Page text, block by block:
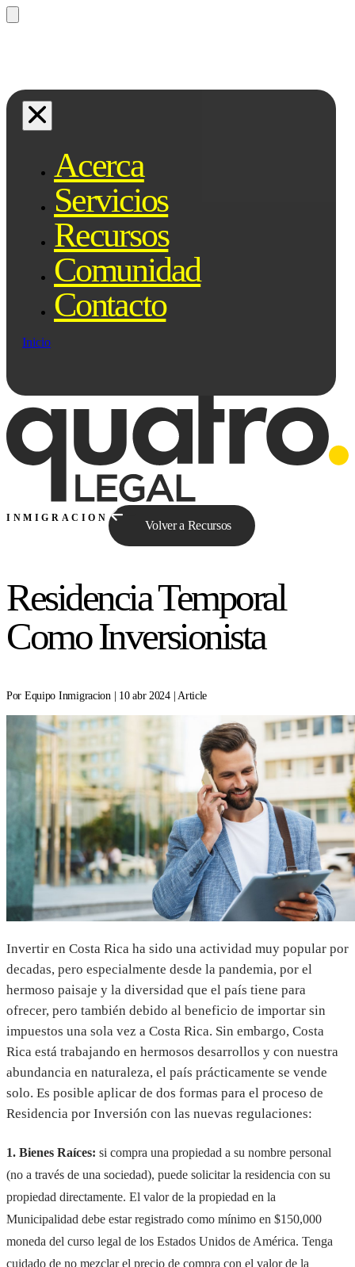
Preguntale a Qe...
Acerca
Servicios
Recursos
Comunidad
Contacto
Inicio
INMIGRACION
Volver a Recursos
Residencia Temporal
Como Inversionista
Por Equipo Inmigracion | 10 abr 2024 | Article
Invertir en Costa Rica ha sido una actividad muy popular por
decadas, pero especialmente desde la pandemia, por el
hermoso paisaje y la diversidad que el país tiene para
ofrecer, pero también debido al beneficio de importar sin
impuestos una sola vez a Costa Rica. Sin embargo, Costa
Rica está trabajando en hermosos desarrollos y con nuestra
abundancia en naturaleza, el país prácticamente se vende
solo. Es posible aplicar de dos formas para el proceso de
Residencia por Inversión con las nuevas regulaciones:
1. Bienes Raíces: si compra una propiedad a su nombre personal
(no a través de una sociedad), puede solicitar la residencia con su
propiedad directamente. El valor de la propiedad en la
Municipalidad debe estar registrado como mínimo en $150,000
moneda del curso legal de los Estados Unidos de América. Tenga
cuidado de no mezclar el precio de compra con el valor de la